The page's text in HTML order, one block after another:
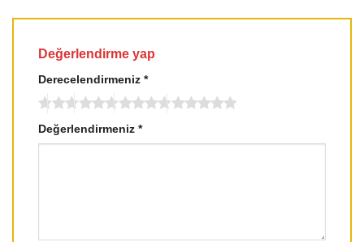
Değerlendirme yap
Derecelendirmeniz *
Değerlendirmeniz *